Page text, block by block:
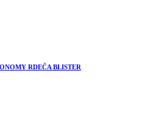
RDEČA BLISTER